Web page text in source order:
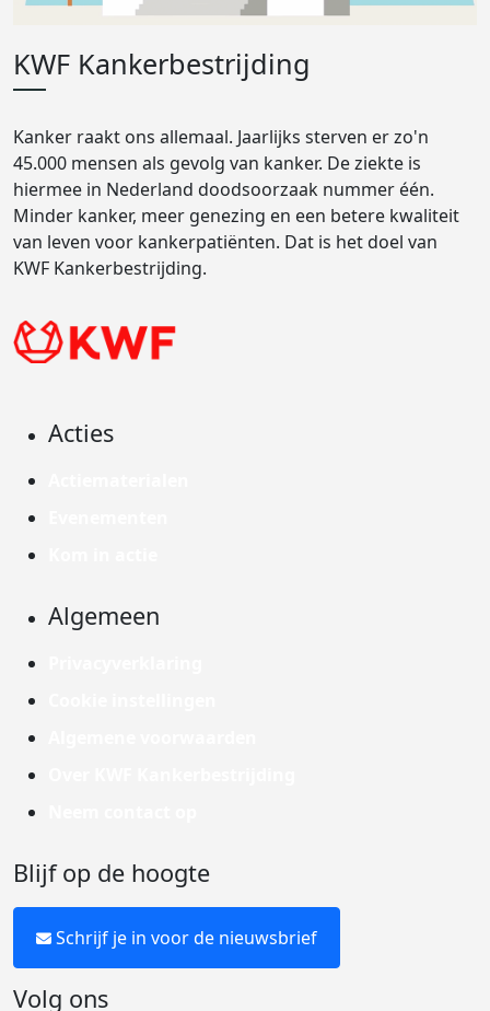
KWF Kankerbestrijding
Kanker raakt ons allemaal. Jaarlijks sterven er zo'n
45.000 mensen als gevolg van kanker. De ziekte is
hiermee in Nederland doodsoorzaak nummer één.
Minder kanker, meer genezing en een betere kwaliteit
van leven voor kankerpatiënten. Dat is het doel van
KWF Kankerbestrijding.
Acties
Algemeen
Blijf op de hoogte
Schrijf je in voor de nieuwsbrief
Volg ons